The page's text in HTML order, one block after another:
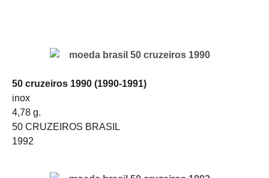
50 cruzeiros 1990 (1990-1991)
inox
4,78 g.
50 CRUZEIROS BRASIL
1992